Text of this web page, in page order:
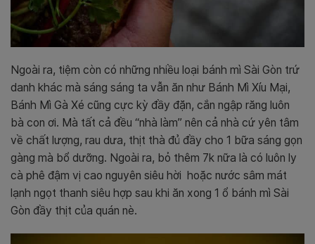
Ngoài ra, tiệm còn có những nhiều loại bánh mì Sài Gòn trứ
danh khác mà sáng sáng ta vẫn ăn như Bánh Mì Xíu Mại,
Bánh Mì Gà Xé cũng cực kỳ đầy đặn, cắn ngập răng luôn
bà con ơi. Mà tất cả đều “nhà làm” nên cả nhà cứ yên tâm
về chất lượng, rau dưa, thịt thà đủ đầy cho 1 bữa sáng gọn
gàng mà bổ dưỡng. Ngoài ra, bỏ thêm 7k nữa là có luôn ly
cà phê đậm vị cao nguyên siêu hời hoặc nước sâm mát
lạnh ngọt thanh siêu hợp sau khi ăn xong 1 ổ bánh mì Sài
Gòn đầy thịt của quán nè.